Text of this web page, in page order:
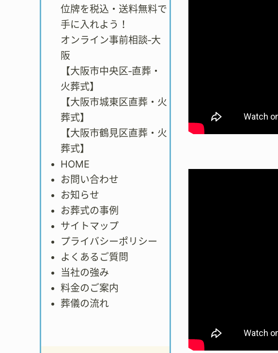
位牌を税込・送料無料で
手に入れよう！
オンライン事前相談‐大
阪
【大阪市中央区‐直葬・
火葬式】
【大阪市城東区直葬・火
葬式】
【大阪市鶴見区直葬・火
葬式】
HOME
お問い合わせ
お知らせ
お葬式の事例
サイトマップ
プライバシーポリシー
よくあるご質問
当社の強み
料金のご案内
葬儀の流れ